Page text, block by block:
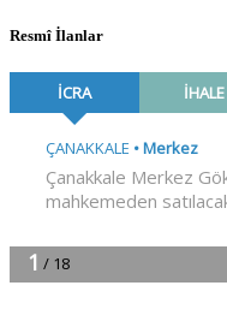
Resmî İlanlar